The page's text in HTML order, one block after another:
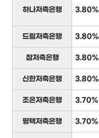
하나저축은행 3.80%
드림저축은행 3.80%
참저축은행 3.80%
신한저축은행 3.80%
조은저축은행 3.70%
평택저축은행 3.70%